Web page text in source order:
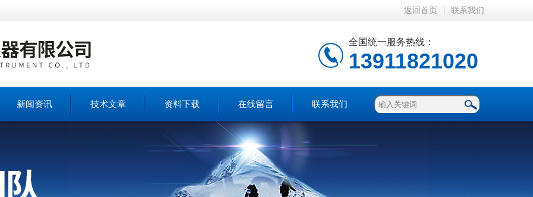
返回首页 联系我们
全国统一服务热线：
13911821020
新闻资讯 技术文章 资料下载 在线留言 联系我们